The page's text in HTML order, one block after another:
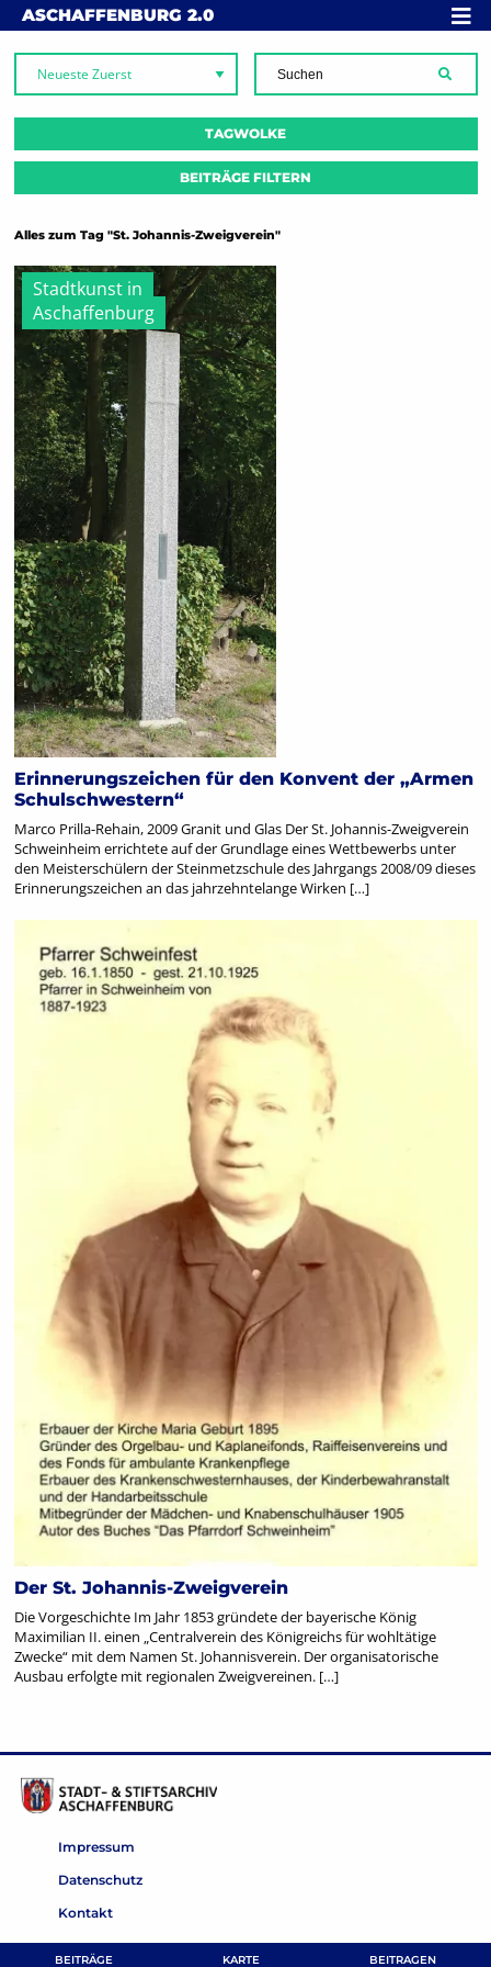
Skip to content
ASCHAFFENBURG 2.0
BEITRÄGE KARTE BEITRAGEN
MENÜ
TAGWOLKE
BEITRÄGE FILTERN
Alles zum Tag "St. Johannis-Zweigverein"
Stadtkunst in
Aschaffenburg
Erinnerungszeichen für den Konvent der „Armen
Schulschwestern“
Marco Prilla-Rehain, 2009 Granit und Glas Der St. Johannis-Zweigverein
Schweinheim errichtete auf der Grundlage eines Wettbewerbs unter
den Meisterschülern der Steinmetzschule des Jahrgangs 2008/09 dieses
Erinnerungszeichen an das jahrzehntelange Wirken […]
Der St. Johannis-Zweigverein
Die Vorgeschichte Im Jahr 1853 gründete der bayerische König
Maximilian II. einen „Centralverein des Königreichs für wohltätige
Zwecke“ mit dem Namen St. Johannisverein. Der organisatorische
Ausbau erfolgte mit regionalen Zweigvereinen. […]
Impressum
Datenschutz
Kontakt